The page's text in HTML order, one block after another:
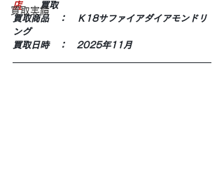
買取実績
店 買取
買取商品　：　Ｋ18サファイアダイアモンドリ
ング
買取日時　：　2025年11月